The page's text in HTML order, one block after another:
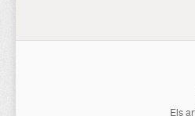
Els